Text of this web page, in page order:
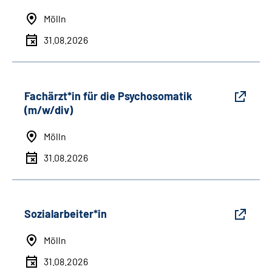
Mölln
31.08.2026
Fachärzt*in für die Psychosomatik
(m/w/div)
Mölln
31.08.2026
Sozialarbeiter*in
Mölln
31.08.2026